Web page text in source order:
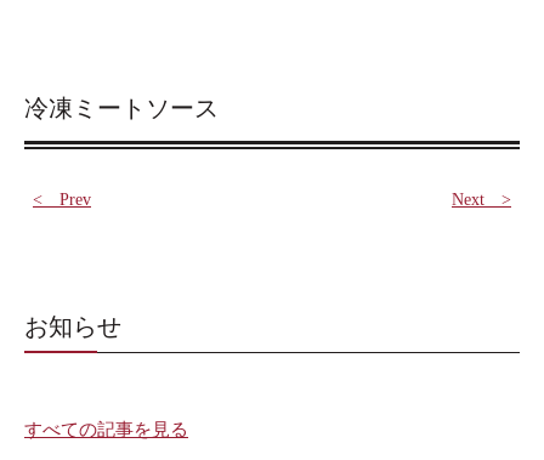
冷凍ミートソース
< Prev Next >
お知らせ
すべての記事を見る